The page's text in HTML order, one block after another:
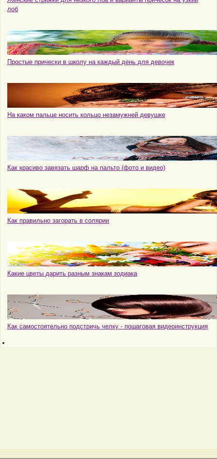
лоб
Простые прически в школу на каждый день для девочек
На каком пальце носить кольцо незамужней девушке
Как красиво завязать шарф на пальто (фото и видео)
Как правильно загорать в солярии
Какие цветы дарить разным знакам зодиака
Как самостоятельно подстричь челку - пошаговая видеоинструкция